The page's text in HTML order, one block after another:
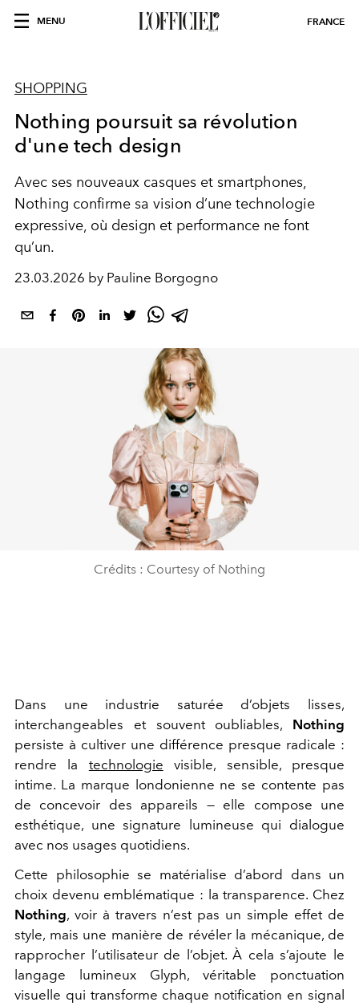
MENU FRANCE
SHOPPING
Nothing poursuit sa révolution
d'une tech design
Avec ses nouveaux casques et smartphones,
Nothing confirme sa vision d’une technologie
expressive, où design et performance ne font
qu’un.
23.03.2026 by Pauline Borgogno
Crédits : Courtesy of Nothing
Dans une industrie saturée d’objets lisses,
interchangeables et souvent oubliables, Nothing
persiste à cultiver une différence presque radicale :
rendre la technologie visible, sensible, presque
intime. La marque londonienne ne se contente pas
de concevoir des appareils — elle compose une
esthétique, une signature lumineuse qui dialogue
avec nos usages quotidiens.
Cette philosophie se matérialise d’abord dans un
choix devenu emblématique : la transparence. Chez
Nothing, voir à travers n’est pas un simple effet de
style, mais une manière de révéler la mécanique, de
rapprocher l’utilisateur de l’objet. À cela s’ajoute le
langage lumineux Glyph, véritable ponctuation
visuelle qui transforme chaque notification en signal